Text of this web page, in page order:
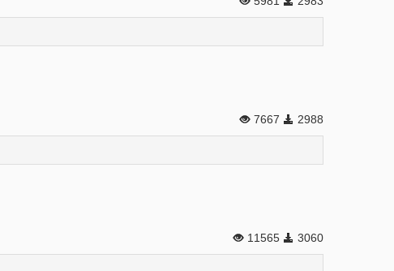
7667 2988
11565 3060